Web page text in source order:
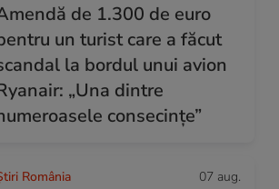
de 1.300 de euro
un turist care a făcut
la bordul unui avion
„Una dintre
consecințe”
România 07 aug.